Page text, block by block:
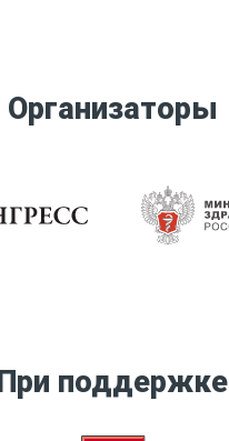
Организаторы
поддержке